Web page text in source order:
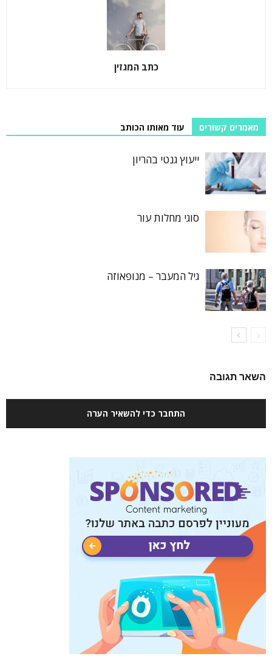
כתב המגזין
מאמרים קשורים עוד מאותו הכותב
ייעוץ גנטי בהריון
סוגי מחלות עור
גיל המעבר – מנופאוזה
השאר תגובה
התחבר כדי להשאיר הערה